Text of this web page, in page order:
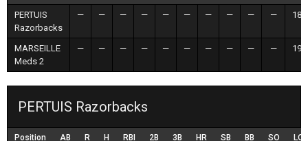
PERTUIS
Razorbacks
— — — — — — — — — — 18
MARSEILLE
Meds 2
— — — — — — — — — — 19
PERTUIS Razorbacks
Position AB R H RBI 2B 3B HR SB BB SO LOB